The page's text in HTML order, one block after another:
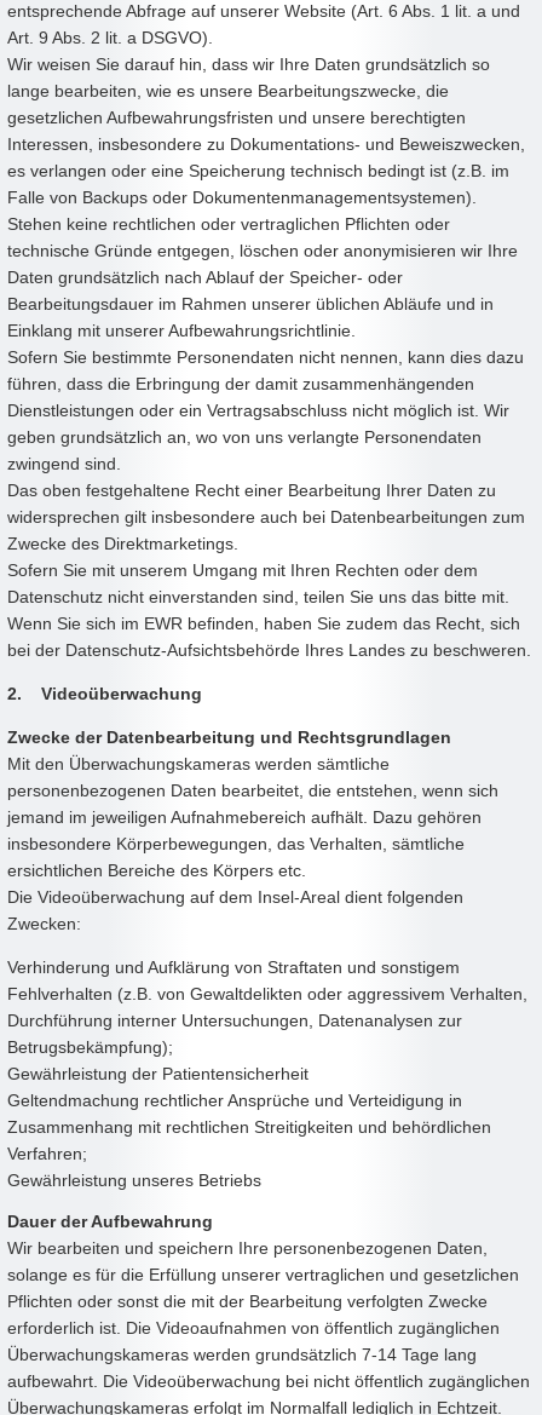
entsprechende Abfrage auf unserer Website (Art. 6 Abs. 1 lit. a und
Art. 9 Abs. 2 lit. a DSGVO).
Wir weisen Sie darauf hin, dass wir Ihre Daten grundsätzlich so
lange bearbeiten, wie es unsere Bearbeitungszwecke, die
gesetzlichen Aufbewahrungsfristen und unsere berechtigten
Interessen, insbesondere zu Dokumentations- und Beweiszwecken,
es verlangen oder eine Speicherung technisch bedingt ist (z.B. im
Falle von Backups oder Dokumentenmanagementsystemen).
Stehen keine rechtlichen oder vertraglichen Pflichten oder
technische Gründe entgegen, löschen oder anonymisieren wir Ihre
Daten grundsätzlich nach Ablauf der Speicher- oder
Bearbeitungsdauer im Rahmen unserer üblichen Abläufe und in
Einklang mit unserer Aufbewahrungsrichtlinie.
Sofern Sie bestimmte Personendaten nicht nennen, kann dies dazu
führen, dass die Erbringung der damit zusammenhängenden
Dienstleistungen oder ein Vertragsabschluss nicht möglich ist. Wir
geben grundsätzlich an, wo von uns verlangte Personendaten
zwingend sind.
Das oben festgehaltene Recht einer Bearbeitung Ihrer Daten zu
widersprechen gilt insbesondere auch bei Datenbearbeitungen zum
Zwecke des Direktmarketings.
Sofern Sie mit unserem Umgang mit Ihren Rechten oder dem
Datenschutz nicht einverstanden sind, teilen Sie uns das bitte mit.
Wenn Sie sich im EWR befinden, haben Sie zudem das Recht, sich
bei der Datenschutz-Aufsichtsbehörde Ihres Landes zu beschweren.
2. Videoüberwachung
Zwecke der Datenbearbeitung und Rechtsgrundlagen
Mit den Überwachungskameras werden sämtliche
personenbezogenen Daten bearbeitet, die entstehen, wenn sich
jemand im jeweiligen Aufnahmebereich aufhält. Dazu gehören
insbesondere Körperbewegungen, das Verhalten, sämtliche
ersichtlichen Bereiche des Körpers etc.
Die Videoüberwachung auf dem Insel-Areal dient folgenden
Zwecken:
Verhinderung und Aufklärung von Straftaten und sonstigem
Fehlverhalten (z.B. von Gewaltdelikten oder aggressivem Verhalten,
Durchführung interner Untersuchungen, Datenanalysen zur
Betrugsbekämpfung);
Gewährleistung der Patientensicherheit
Geltendmachung rechtlicher Ansprüche und Verteidigung in
Zusammenhang mit rechtlichen Streitigkeiten und behördlichen
Verfahren;
Gewährleistung unseres Betriebs
Dauer der Aufbewahrung
Wir bearbeiten und speichern Ihre personenbezogenen Daten,
solange es für die Erfüllung unserer vertraglichen und gesetzlichen
Pflichten oder sonst die mit der Bearbeitung verfolgten Zwecke
erforderlich ist. Die Videoaufnahmen von öffentlich zugänglichen
Überwachungskameras werden grundsätzlich 7-14 Tage lang
aufbewahrt. Die Videoüberwachung bei nicht öffentlich zugänglichen
Überwachungskameras erfolgt im Normalfall lediglich in Echtzeit.